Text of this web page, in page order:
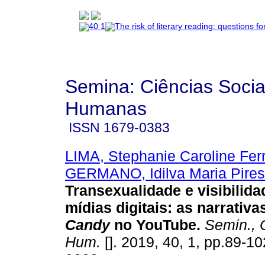
Semina: Ciências
Humanas
ISSN 1679-0383
LIMA, Stephanie Caroline
GERMANO, Idilva Maria Pires
Transexualidade e
mídias digitais: as
Candyno YouTube. Semin.,
Hum. []. 2019, 40, 1, pp.89-